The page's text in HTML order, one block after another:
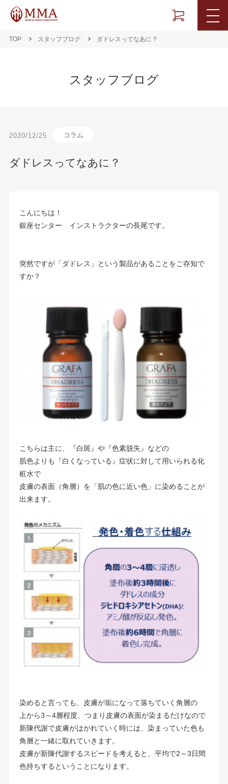
TOP スタッフブログ ダドレスってなあに？
スタッフブログ
2020/12/25 コラム
ダドレスってなあに？
こんにちは！
銀座センター インストラクターの長尾です。
突然ですが「ダドレス」という製品があることをご存知で
すか？
こちらは主に、『白斑』や『色素脱失』などの
肌色よりも『白くなっている』症状に対して用いられる化
粧水で
皮膚の表面（角層）を「肌の色に近い色」に染めることが
出来ます。
染めると言っても、皮膚が垢になって落ちていく角層の
上から3～4層程度、つまり皮膚の表面が染まるだけなので
新陳代謝で皮膚がはがれていく時には、染まっていた色も
角層と一緒に取れていきます。
皮膚が新陳代謝するスピードを考えると、平均で2～3日間
色持ちするということになります。